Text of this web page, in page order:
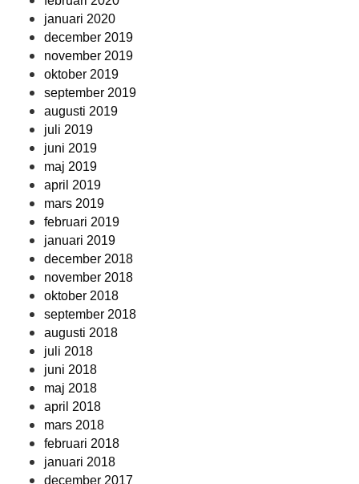
januari 2020
december 2019
november 2019
oktober 2019
september 2019
augusti 2019
juli 2019
juni 2019
maj 2019
april 2019
mars 2019
februari 2019
januari 2019
december 2018
november 2018
oktober 2018
september 2018
augusti 2018
juli 2018
juni 2018
maj 2018
april 2018
mars 2018
februari 2018
januari 2018
december 2017